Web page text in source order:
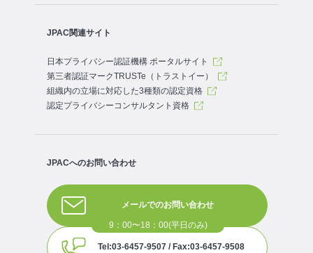
JPAC関連サイト
日本プライバシー認証機構 ポータルサイト
第三者認証マークTRUSTe（トラストイー）
組織内の立場に対応した3種類の認定資格
認定プライバシーコンサルタント資格
JPACへのお問い合わせ
メールでのお問い合わせ
Tel:03-6457-9507 / Fax:03-6457-9508